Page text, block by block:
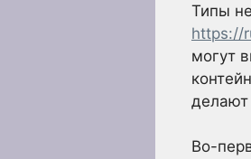
Типы
https://
могут
делают
Во-